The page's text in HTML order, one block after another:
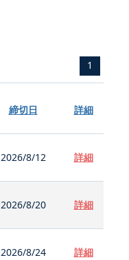
1
締切日 詳細
2026/8/12 詳細
2026/8/20 詳細
2026/8/24 詳細